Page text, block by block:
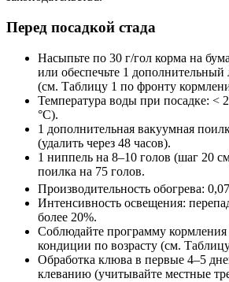
Перед посадкой стада
Насыпьте по 30 г/гол корма на
или обеспечьте 1 дополнительный
(см. Таблицу 1 по фронту
Температура воды при посадке: <
°C).
1 дополнительная вакуумная
(удалить через 48 часов).
1 ниппель на 8–10 голов (шаг 20
поилка на 75 голов.
Производительность обогрева:
Интенсивность освещения:
более 20%.
Соблюдайте программу
кондиции по возрасту (см.
Обработка клюва в первые 4–5
клеванию (учитывайте местные